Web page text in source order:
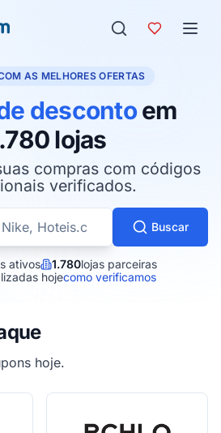
AS MELHORES OFERTAS
descontoem
lojas
compras com códigos
verificados.
Buscar cupons por loja
Buscar
ativos 1.780lojas parceiras
hojecomo verificamos
hoje.